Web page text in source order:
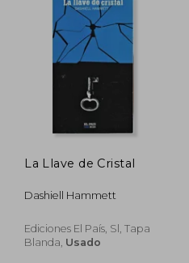
La Llave de Cristal
Dashiell Hammett
Ediciones El País, Sl, Tapa
Blanda, Usado